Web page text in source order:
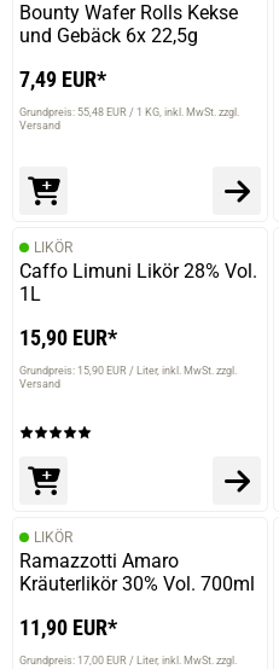
Bounty Wafer Rolls Kekse
und Gebäck 6x 22,5g
7,49 EUR*
Grundpreis: 55,48 EUR / 1 KG inkl. MwSt. zzgl.
Versand
LIKÖR
Caffo Limuni Likör 28% Vol.
1L
15,90 EUR*
Grundpreis: 15,90 EUR / Liter inkl. MwSt. zzgl.
Versand
LIKÖR
Ramazzotti Amaro
Kräuterlikör 30% Vol. 700ml
11,90 EUR*
Grundpreis: 17,00 EUR / Liter inkl. MwSt. zzgl.